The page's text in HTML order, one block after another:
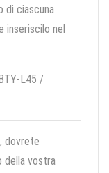
di ciascuna
inseriscilo nel
L45 /
dovrete
della vostra